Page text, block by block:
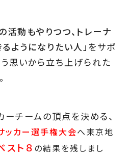
活動もやりつつ、トレーナ
ようになりたい人」 をサポ
思いから立ち上げられた
チームの頂点を決める、
カー選手権大会へ東京地
スト８ の結果を残しまし